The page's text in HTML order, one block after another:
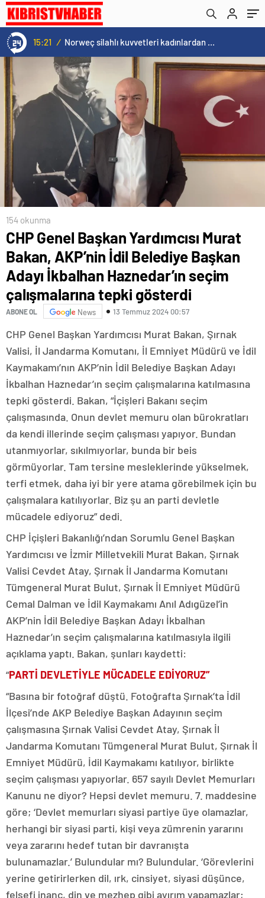
15:21 / Norweç silahlı kuvvetleri kadınlardan oluşan özel kuvvetler eğitimlerini başlattı.
Haznedar’ın seçim çalışmalarına tepki
gösterdi
154 okunma
CHP Genel Başkan Yardımcısı Murat
Bakan, AKP’nin İdil Belediye Başkan
Adayı İkbalhan Haznedar’ın seçim
çalışmalarına tepki gösterdi
ABONE OL News 13 Temmuz 2024 00:57
CHP Genel Başkan Yardımcısı Murat Bakan, Şırnak
Valisi, İl Jandarma Komutanı, İl Emniyet Müdürü ve İdil
Kaymakamı’nın AKP’nin İdil Belediye Başkan Adayı
İkbalhan Haznedar’ın seçim çalışmalarına katılmasına
tepki gösterdi. Bakan, “İçişleri Bakanı seçim
çalışmasında. Onun devlet memuru olan bürokratları
da kendi illerinde seçim çalışması yapıyor. Bundan
utanmıyorlar, sıkılmıyorlar, bunda bir beis
görmüyorlar. Tam tersine mesleklerinde yükselmek,
terfi etmek, daha iyi bir yere atama görebilmek için bu
çalışmalara katılıyorlar. Biz şu an parti devletle
mücadele ediyoruz” dedi.
CHP İçişleri Bakanlığı’ndan Sorumlu Genel Başkan
Yardımcısı ve İzmir Milletvekili Murat Bakan, Şırnak
Valisi Cevdet Atay, Şırnak İl Jandarma Komutanı
Tümgeneral Murat Bulut, Şırnak İl Emniyet Müdürü
Cemal Dalman ve İdil Kaymakamı Anıl Adıgüzel’in
AKP’nin İdil Belediye Başkan Adayı İkbalhan
Haznedar’ın seçim çalışmalarına katılmasıyla ilgili
açıklama yaptı. Bakan, şunları kaydetti:
“PARTİ DEVLETİYLE MÜCADELE EDİYORUZ”
“Basına bir fotoğraf düştü. Fotoğrafta Şırnak’ta İdil
İlçesi’nde AKP Belediye Başkan Adayının seçim
çalışmasına Şırnak Valisi Cevdet Atay, Şırnak İl
Jandarma Komutanı Tümgeneral Murat Bulut, Şırnak İl
Emniyet Müdürü, İdil Kaymakamı katılıyor, birlikte
seçim çalışması yapıyorlar. 657 sayılı Devlet Memurları
Kanunu ne diyor? Hepsi devlet memuru. 7. maddesine
göre; ‘Devlet memurları siyasi partiye üye olamazlar,
herhangi bir siyasi parti, kişi veya zümrenin yararını
veya zararını hedef tutan bir davranışta
bulunamazlar.’ Bulundular mı? Bulundular. ‘Görevlerini
yerine getirirlerken dil, ırk, cinsiyet, siyasi düşünce,
felsefi inanç, din ve mezhep gibi ayırım yapamazlar;